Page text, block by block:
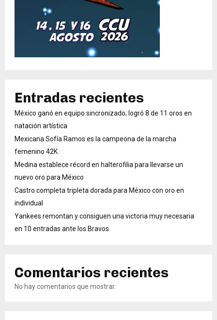
Entradas recientes
México ganó en equipo sincronizado; logró 8 de 11 oros en
natación artística
Mexicana Sofía Ramos es la campeona de la marcha
femenino 42K
Medina establece récord en halterofilia para llevarse un
nuevo oro para México
Castro completa tripleta dorada para México con oro en
individual
Yankees remontan y consiguen una victoria muy necesaria
en 10 entradas ante los Bravos
Comentarios recientes
No hay comentarios que mostrar.